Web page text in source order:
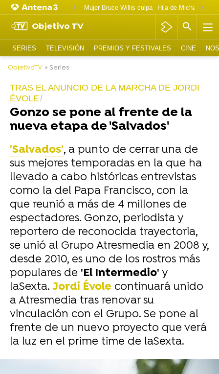
Mujer Bruce Willis culpa
Objetivo TV
SERIES TELEVISIÓN PREMIOS Y FESTIVALES CINE
ObjetivoTV » Series
TRAS EL ANUNCIO DE LA MARCHA DE JORDI
ÉVOLE
Gonzo se pone al frente de la
nueva etapa de 'Salvados'
'Salvados', a punto de cerrar una de
sus mejores temporadas en la que ha
llevado a cabo históricas entrevistas
como la del Papa Francisco, con la
que reunió a más de 4 millones de
espectadores. Gonzo, periodista y
reportero de reconocida trayectoria,
se unió al Grupo Atresmedia en 2008 y,
desde 2010, es uno de los rostros más
populares de 'El Intermedio' y
laSexta. Jordi Évole continuará unido
a Atresmedia tras renovar su
vinculación con el Grupo. Se pone al
frente de un nuevo proyecto que verá
la luz en el prime time de laSexta.
-